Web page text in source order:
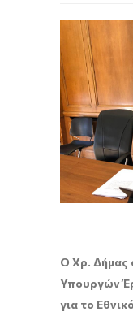
Ο Χρ. Δήμας
Υπουργών
για το